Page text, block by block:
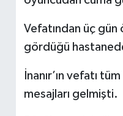
Vefatından üç gün
gördüğü
İnanır’ın vefatı
mesajları gelmişti.